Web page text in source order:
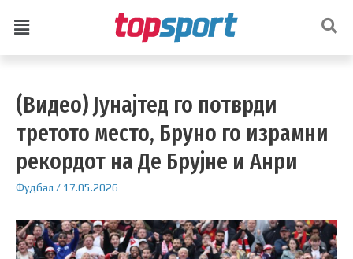
(Видео) Јунајтед го потврди
третото место, Бруно го израмни
рекордот на Де Брујне и Анри
Фудбал / 17.05.2026